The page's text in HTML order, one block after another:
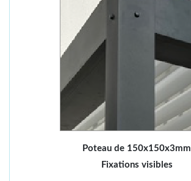
Poteau de 150x150x3mm
Fixations visibles